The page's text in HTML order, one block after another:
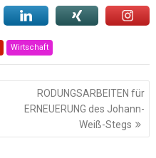
Wirtschaft
RODUNGSARBEITEN für
ERNEUERUNG des Johann-
Weiß-Stegs